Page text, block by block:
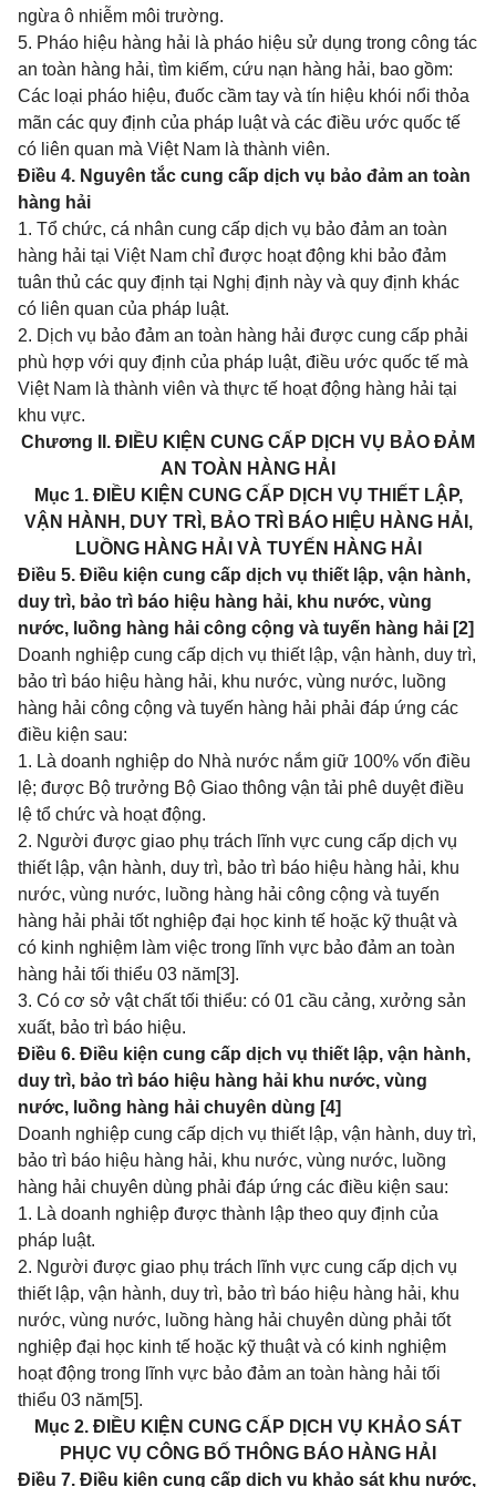
ngừa ô nhiễm môi trường.
5. Pháo hiệu hàng hải là pháo hiệu sử dụng trong công tác
an toàn hàng hải, tìm kiếm, cứu nạn hàng hải, bao gồm:
Các loại pháo hiệu, đuốc cầm tay và tín hiệu khói nổi thỏa
mãn các quy định của pháp luật và các điều ước quốc tế
có liên quan mà Việt Nam là thành viên.
Điều 4. Nguyên tắc cung cấp dịch vụ bảo đảm an toàn
hàng hải
1. Tổ chức, cá nhân cung cấp dịch vụ bảo đảm an toàn
hàng hải tại Việt Nam chỉ được hoạt động khi bảo đảm
tuân thủ các quy định tại Nghị định này và quy định khác
có liên quan của pháp luật.
2. Dịch vụ bảo đảm an toàn hàng hải được cung cấp phải
phù hợp với quy định của pháp luật, điều ước quốc tế mà
Việt Nam là thành viên và thực tế hoạt động hàng hải tại
khu vực.
Chương II. ĐIỀU KIỆN CUNG CẤP DỊCH VỤ BẢO ĐẢM
AN TOÀN HÀNG HẢI
Mục 1. ĐIỀU KIỆN CUNG CẤP DỊCH VỤ THIẾT LẬP,
VẬN HÀNH, DUY TRÌ, BẢO TRÌ BÁO HIỆU HÀNG HẢI,
LUỒNG HÀNG HẢI VÀ TUYẾN HÀNG HẢI
Điều 5. Điều kiện cung cấp dịch vụ thiết lập, vận hành,
duy trì, bảo trì báo hiệu hàng hải, khu nước, vùng
nước, luồng hàng hải công cộng và tuyến hàng hải [2]
Doanh nghiệp cung cấp dịch vụ thiết lập, vận hành, duy trì,
bảo trì báo hiệu hàng hải, khu nước, vùng nước, luồng
hàng hải công cộng và tuyến hàng hải phải đáp ứng các
điều kiện sau:
1. Là doanh nghiệp do Nhà nước nắm giữ 100% vốn điều
lệ; được Bộ trưởng Bộ Giao thông vận tải phê duyệt điều
lệ tổ chức và hoạt động.
2. Người được giao phụ trách lĩnh vực cung cấp dịch vụ
thiết lập, vận hành, duy trì, bảo trì báo hiệu hàng hải, khu
nước, vùng nước, luồng hàng hải công cộng và tuyến
hàng hải phải tốt nghiệp đại học kinh tế hoặc kỹ thuật và
có kinh nghiệm làm việc trong lĩnh vực bảo đảm an toàn
hàng hải tối thiểu 03 năm[3].
3. Có cơ sở vật chất tối thiểu: có 01 cầu cảng, xưởng sản
xuất, bảo trì báo hiệu.
Điều 6. Điều kiện cung cấp dịch vụ thiết lập, vận hành,
duy trì, bảo trì báo hiệu hàng hải khu nước, vùng
nước, luồng hàng hải chuyên dùng [4]
Doanh nghiệp cung cấp dịch vụ thiết lập, vận hành, duy trì,
bảo trì báo hiệu hàng hải, khu nước, vùng nước, luồng
hàng hải chuyên dùng phải đáp ứng các điều kiện sau:
1. Là doanh nghiệp được thành lập theo quy định của
pháp luật.
2. Người được giao phụ trách lĩnh vực cung cấp dịch vụ
thiết lập, vận hành, duy trì, bảo trì báo hiệu hàng hải, khu
nước, vùng nước, luồng hàng hải chuyên dùng phải tốt
nghiệp đại học kinh tế hoặc kỹ thuật và có kinh nghiệm
hoạt động trong lĩnh vực bảo đảm an toàn hàng hải tối
thiểu 03 năm[5].
Mục 2. ĐIỀU KIỆN CUNG CẤP DỊCH VỤ KHẢO SÁT
PHỤC VỤ CÔNG BỐ THÔNG BÁO HÀNG HẢI
Điều 7. Điều kiện cung cấp dịch vụ khảo sát khu nước,